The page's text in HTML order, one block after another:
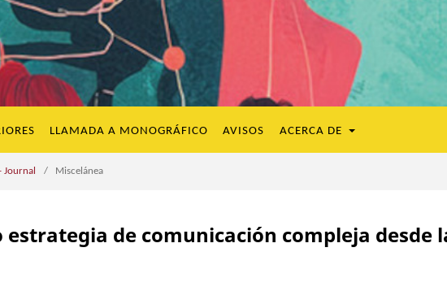
LLAMADA A MONOGRÁFICO AVISOS ACERCA DE
Journal / Miscelánea
estrategia de comunicación compleja desde